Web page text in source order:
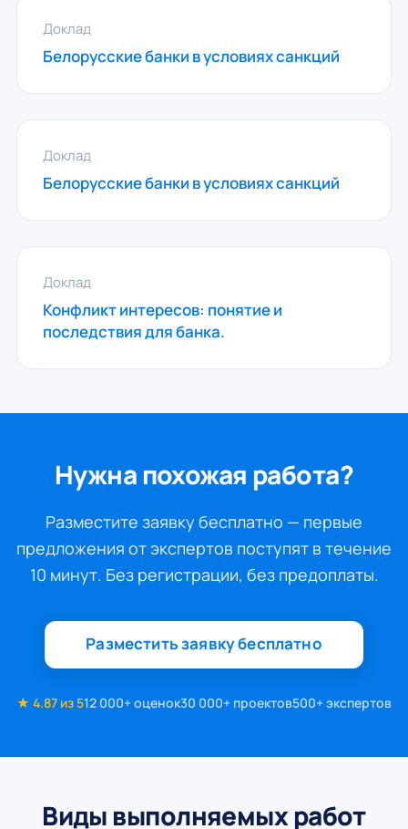
Доклад
Белорусские банки в условиях санкций
Доклад
Белорусские банки в условиях санкций
Доклад
Конфликт интересов: понятие и
последствия для банка.
Нужна похожая работа?
Разместите заявку бесплатно — первые
предложения от экспертов поступят в течение
10 минут. Без регистрации, без предоплаты.
Разместить заявку бесплатно
★ 4.87 из 512 000+ оценок30 000+ проектов500+ экспертов
Виды выполняемых работ